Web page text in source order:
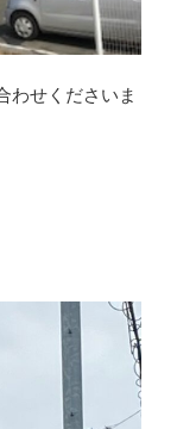
わせくださいま